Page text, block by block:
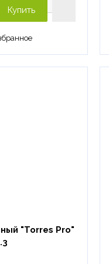
Купить
"Torres Pro"